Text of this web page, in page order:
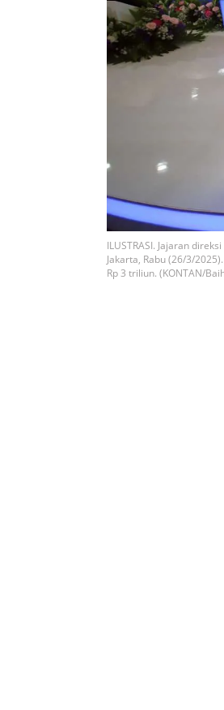
ILUSTRASI. Jajaran
Jakarta, Rabu (26/3/
Rp 3 triliun. (KONTAN/